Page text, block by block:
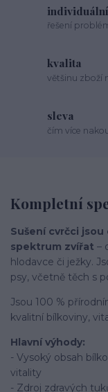
řešení
kvalita
většinu zboží
sleva
čím více
Kompletní
Sušení cvrčci
spektrum zvířat –
hlodavce či ježky.
psy, včetně těch s
Jsou 100 %
kvalitní bílkoviny,
Hlavní výhody:
- Vysoký obsah
vitality
- Zdroj zdravých